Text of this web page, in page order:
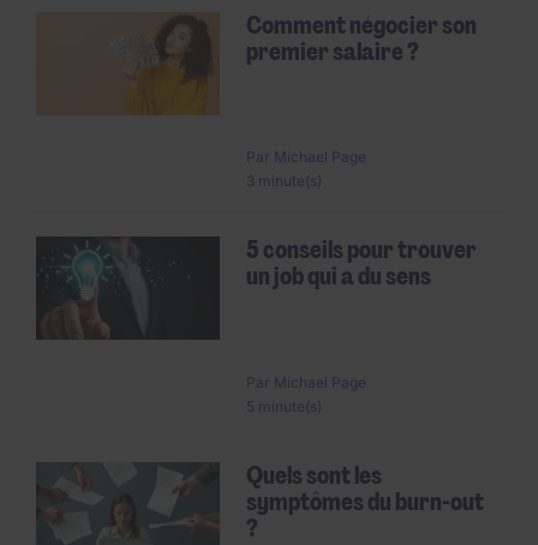
Comment négocier son
premier salaire ?
Par Michael Page
3 minute(s)
5 conseils pour trouver
un job qui a du sens
Par Michael Page
5 minute(s)
Quels sont les
symptômes du burn-out
?